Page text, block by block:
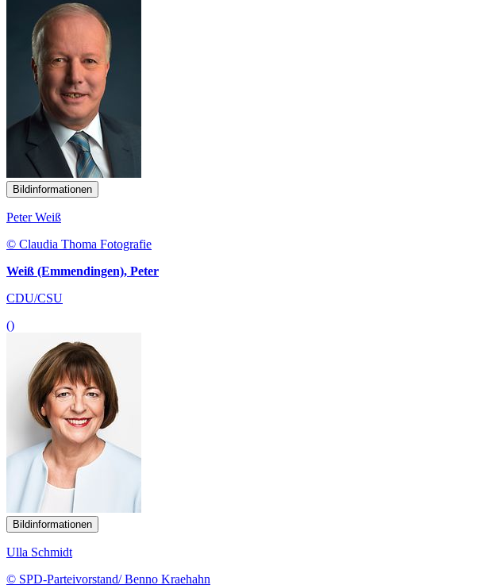
Bildinformationen
Peter Weiß
© Claudia Thoma Fotografie
Weiß (Emmendingen), Peter
CDU/CSU
()
Bildinformationen
Ulla Schmidt
© SPD-Parteivorstand/ Benno Kraehahn